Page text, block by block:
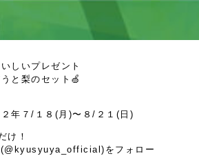
しいプレゼント
と梨のセット🍏
年７/１８(月)〜８/２１(日)
け！
をフォロー